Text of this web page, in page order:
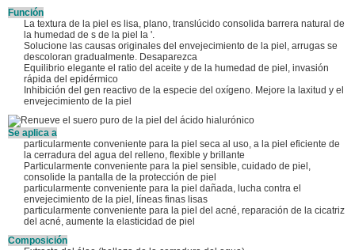
Función
La textura de la piel es lisa, plano, translúcido consolida barrera natural de
la humedad de s de la piel la '.
Solucione las causas originales del envejecimiento de la piel, arrugas se
descoloran gradualmente. Desaparezca
Equilibrio elegante el ratio del aceite y de la humedad de piel, invasión
rápida del epidérmico
Inhibición del gen reactivo de la especie del oxígeno. Mejore la laxitud y el
envejecimiento de la piel
Se aplica a
particularmente conveniente para la piel seca al uso, a la piel eficiente de
la cerradura del agua del relleno, flexible y brillante
Particularmente conveniente para la piel sensible, cuidado de piel,
consolide la pantalla de la protección de piel
particularmente conveniente para la piel dañada, lucha contra el
envejecimiento de la piel, líneas finas lisas
particularmente conveniente para la piel del acné, reparación de la cicatriz
del acné, aumente la elasticidad de piel
Composición